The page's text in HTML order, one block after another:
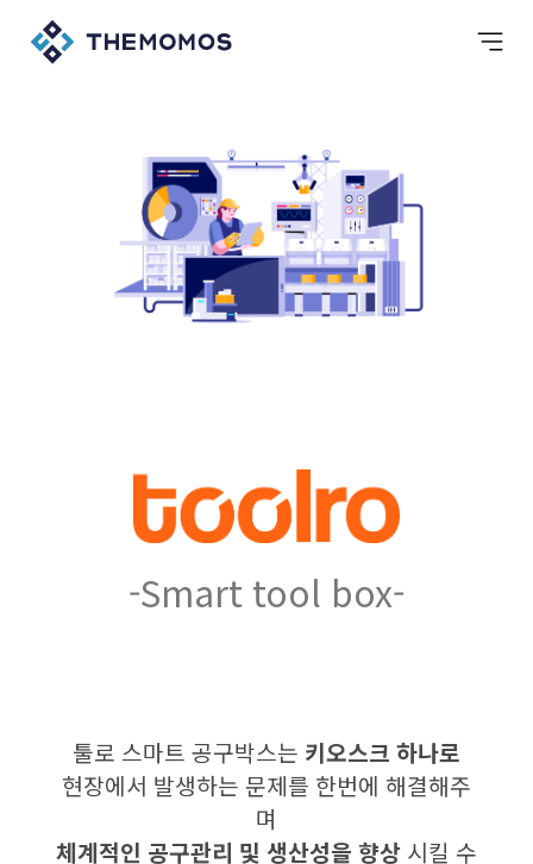
-Smart tool box-
툴로 스마트 공구박스는 키오스크 하나로
현장에서 발생하는 문제를 한번에 해결해주
며
체계적인 공구관리 및 생산성을 향상시킬 수